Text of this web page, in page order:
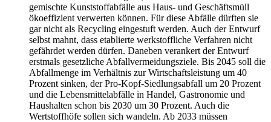
gemischte Kunststoffabfälle aus Haus- und Geschäftsmüll
ökoeffizient verwerten können. Für diese Abfälle dürften sie
gar nicht als Recycling eingestuft werden. Auch der Entwurf
selbst mahnt, dass etablierte werkstoffliche Verfahren nicht
gefährdet werden dürfen. Daneben verankert der Entwurf
erstmals gesetzliche Abfallvermeidungsziele. Bis 2045 soll die
Abfallmenge im Verhältnis zur Wirtschaftsleistung um 40
Prozent sinken, der Pro-Kopf-Siedlungsabfall um 20 Prozent
und die Lebensmittelabfälle in Handel, Gastronomie und
Haushalten schon bis 2030 um 30 Prozent. Auch die
Wertstoffhöfe sollen sich wandeln. Ab 2033 müssen